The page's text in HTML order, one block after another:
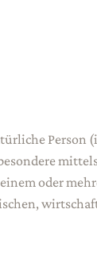
Person
oder